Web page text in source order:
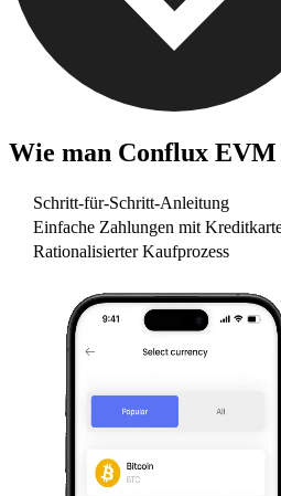
Wie man Conflux
Schritt-für-Schritt-Anleitung
Einfache Zahlungen mit
Rationalisierter Kaufprozess